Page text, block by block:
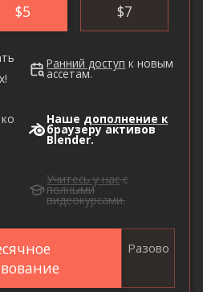
$5 $7
Ранний доступ к новым
ассетам.
Наше дополнение к
браузеру активов
Blender.
Учитесь у насс
полными
видеокурсами.
Разово